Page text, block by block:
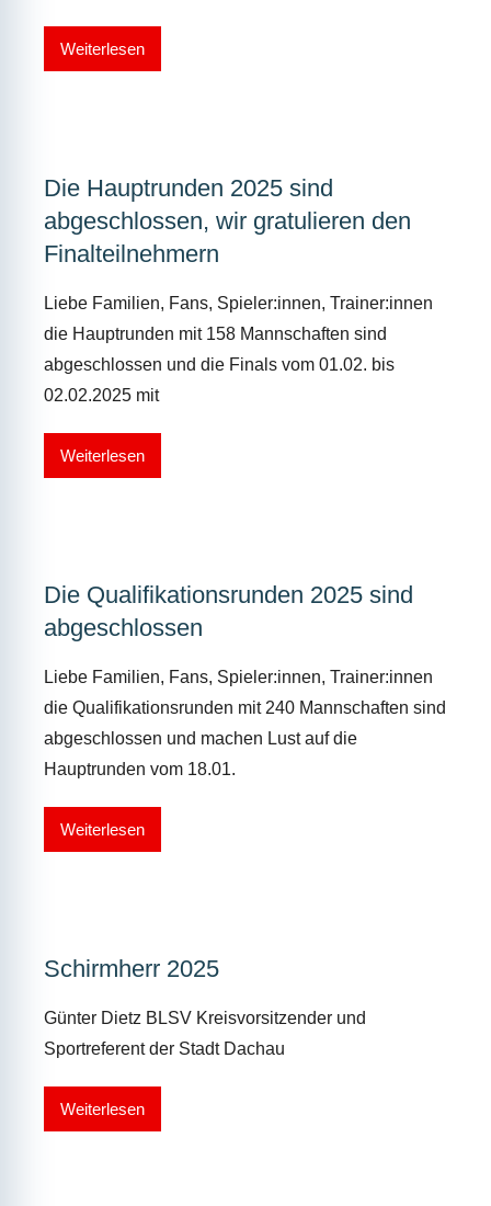
Weiterlesen
Die Hauptrunden 2025 sind
abgeschlossen, wir gratulieren den
Finalteilnehmern
Liebe Familien, Fans, Spieler:innen, Trainer:innen
die Hauptrunden mit 158 Mannschaften sind
abgeschlossen und die Finals vom 01.02. bis
02.02.2025 mit
Weiterlesen
Die Qualifikationsrunden 2025 sind
abgeschlossen
Liebe Familien, Fans, Spieler:innen, Trainer:innen
die Qualifikationsrunden mit 240 Mannschaften sind
abgeschlossen und machen Lust auf die
Hauptrunden vom 18.01.
Weiterlesen
Schirmherr 2025
Günter Dietz BLSV Kreisvorsitzender und
Sportreferent der Stadt Dachau
Weiterlesen